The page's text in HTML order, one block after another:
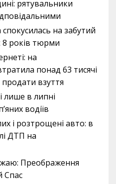
рятувальники
на забутий
8 років тюрми
на
понад 63 тисячі
взуття
лише в липні
водіїв
і розтрощені авто: в
ДТП на
Преображення
Спас